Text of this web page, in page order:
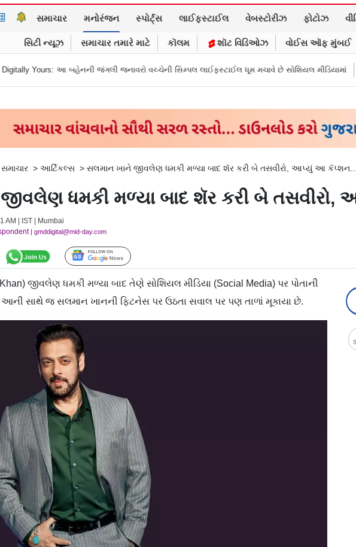
સમાચાર મનોરંજન સ્પોર્ટ્સ લાઈફસ્ટાઈલ વેબસ્ટોરીઝ ફોટોઝ
સિટી ન્યૂઝ સમાચાર તમારે માટે કૉલમ શૉટ વિડિઓઝ વોઈસ ઑફ મુંબઈ
આ બહેનની જંગલી જનાવરો વચ્ચેની સિમ્પલ લાઈફસ્ટાઈલ ધૂમ મચાવે છે સોશિયલ મીડિયામાં માર્ક
> આર્ટિકલ્સ > સલમાન ખાને જીવલેણ ધમકી મળ્યા બાદ શૅર કરી બે તસવીરો, આપ્યું આ કૅપ્શન...
ધમકી મળ્યા બાદ શૅર કરી બે
AM | IST | Mumbai
| gmddigital@mid-day.com
Follow Us
જીવલેણ ધમકી મળ્યા બાદ તેણે સોશિયલ મીડિયા (Social Media) પર પોતાની
સાથે જ સલમાન ખાનની ફિટનેસ પર ઉઠતા સવાલ પર પણ તાળાં મૂકાયા છે.